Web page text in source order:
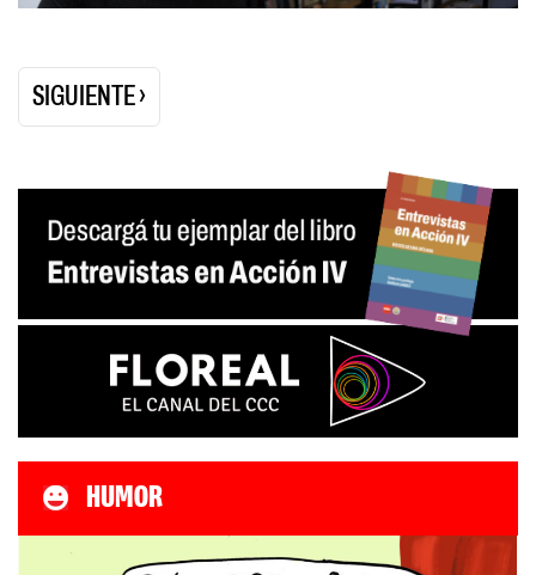
Paginación
entradas
SIGUIENTE ›
HUMOR